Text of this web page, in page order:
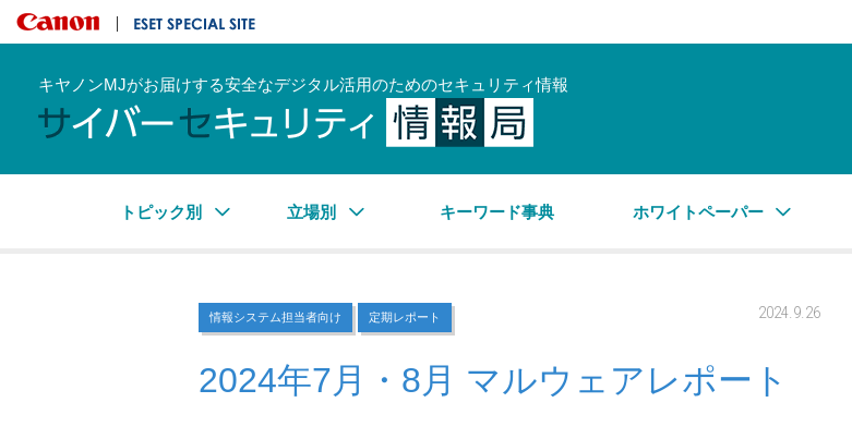
キヤノンマーケティングジャパン株式会社
キヤノンMJがお届けする安全なデジタル活用のためのセキュリティ情報
トピック別 立場別 キーワード事典 ホワイトペーパー
情報システム担当者向け 定期レポート 2024.9.26
2024年7月・8月 マルウェアレポート